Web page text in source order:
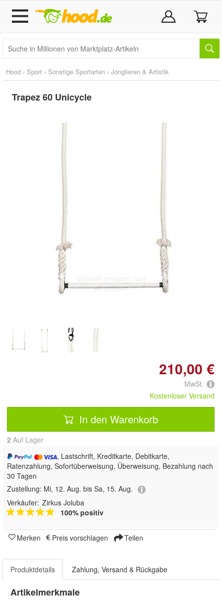
Hood › Sport › Sonstige Sportarten › Jonglieren & Artistik
Trapez 60 Unicycle
vergrößern
210,00 €
MwSt.
Kostenloser Versand
In den Warenkorb
2 Auf Lager
, Lastschrift, Kreditkarte, Debitkarte,
Ratenzahlung, Sofortüberweisung, Überweisung, Bezahlung nach
30 Tagen
Zustellung: Mi, 12. Aug. bis Sa, 15. Aug.
Verkäufer: Zirkus Joluba
100% positiv
Merken Preis vorschlagen Teilen
Produktdetails Zahlung, Versand & Rückgabe
Artikelmerkmale